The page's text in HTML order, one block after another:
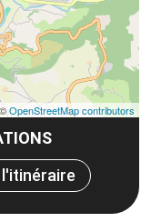
OpenStreetMap contributors